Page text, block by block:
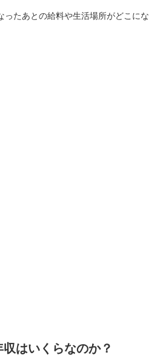
ったあとの給料や生活場所がどこにな
はいくらなのか？